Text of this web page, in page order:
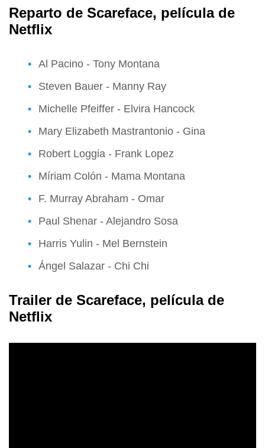
Reparto de Scareface, película de
Netflix
Al Pacino - Tony Montana
Steven Bauer - Manny Ray
Michelle Pfeiffer - Elvira Hancock
Mary Elizabeth Mastrantonio - Gina
Robert Loggia - Frank Lopez
Míriam Colón - Mama Montana
F. Murray Abraham - Omar
Paul Shenar - Alejandro Sosa
Harris Yulin - Mel Bernstein
Ángel Salazar - Chi Chi
Trailer de Scareface, película de
Netflix